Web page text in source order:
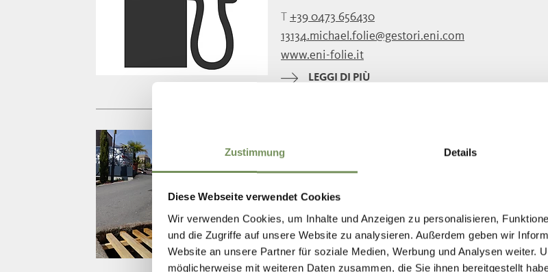
Zustimmung Details
Diese Webseite verwendet Cookies
Wir verwenden Cookies, um Inhalte und Anzeigen zu personalisieren,
und die Zugriffe auf unsere Website zu analysieren. Außerdem geben wir
Website an unsere Partner für soziale Medien, Werbung und Analysen weiter.
möglicherweise mit weiteren Daten zusammen, die Sie ihnen bereitgestellt
T +39 0473 656430
13134.michael.folie@gestori.eni.com
www.eni-folie.it
LEGGI DI PIÙ
FONTANA D'ACQUA POTABILE
La fontana è liberamente accessibile e gratuita.
fresca. La natura è il nostro bene più importante. ...
T+39 0473 945 669
info@schenna.com
www.schenna.com